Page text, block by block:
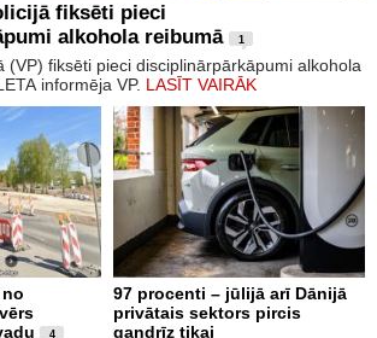
fiksēti pieci
alkohola reibumā
1
(VP) fiksēti pieci disciplinārpārkāpumi alkohola
informēja VP. LASĪT VAIRĀK
4
97 procenti – jūlijā arī Dānijā
privātais sektors pircis
gandrīz tikai